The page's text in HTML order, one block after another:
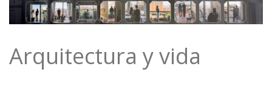
Arquitectura y vida